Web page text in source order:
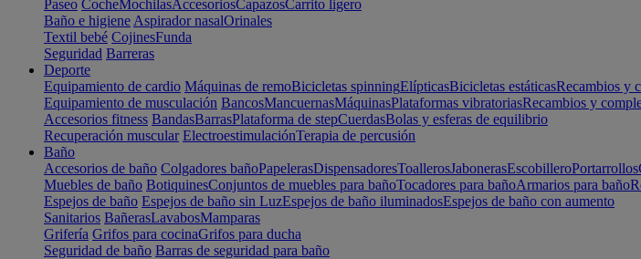
Paseo CocheMochilasAccesoriosCapazosCarrito ligero
Baño e higiene Aspirador nasalOrinales
Textil bebé CojinesFunda
Seguridad Barreras
Deporte
Equipamiento de cardio Máquinas de remoBicicletas spinningElípticasBicicletas estáticasRecambios y
Equipamiento de musculación BancosMancuernasMáquinasPlataformas vibratoriasRecambios y
Accesorios fitness BandasBarrasPlataforma de stepCuerdasBolas y esferas de equilibrio
Recuperación muscular ElectroestimulaciónTerapia de percusión
Baño
Accesorios de baño Colgadores bañoPapelerasDispensadoresToallerosJabonerasEscobilleroPortarrollos
Muebles de baño BotiquinesConjuntos de muebles para bañoTocadores para bañoArmarios para baño
Espejos de baño Espejos de baño sin LuzEspejos de baño iluminadosEspejos de baño con aumento
Sanitarios BañerasLavabosMamparas
Grifería Grifos para cocinaGrifos para ducha
Seguridad de baño Barras de seguridad para baño